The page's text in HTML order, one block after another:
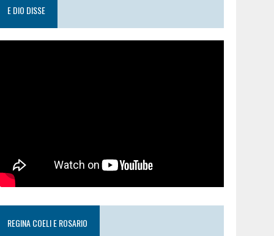
E DIO DISSE
REGINA COELI E ROSARIO